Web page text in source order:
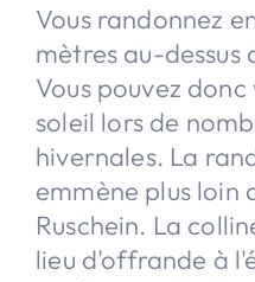
Vous randonnez
mètres au-dessus
Vous pouvez
soleil lors de
hivernales. La
emmène plus
Ruschein. La
lieu d'offrande à